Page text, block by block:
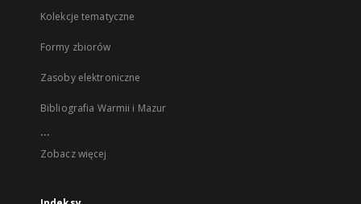
Kolekcje tematyczne
Formy zbiorów
Zasoby elektroniczne
Bibliografia Warmii i Mazur
...
Zobacz więcej